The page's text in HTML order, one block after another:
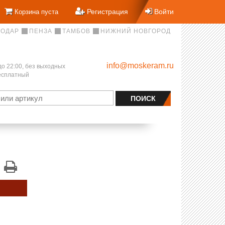
Корзина пуста Регистрация Войти
ПЕНЗА ТАМБОВ НИЖНИЙ НОВГОРОД
22:00, без выходных
info@moskeram.ru